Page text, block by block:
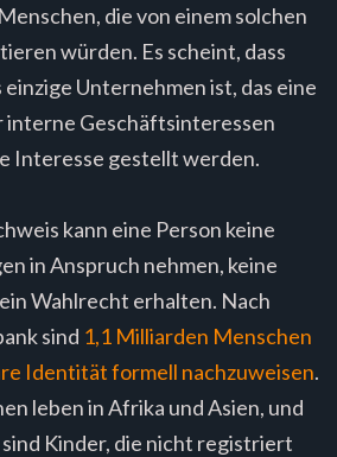
die von einem solchen
würden. Es scheint, dass
Unternehmen ist, das eine
interne Geschäftsinteressen
Interesse gestellt werden.
kann eine Person keine
in Anspruch nehmen, keine
Wahlrecht erhalten. Nach
sind 1,1 Milliarden Menschen
Identität formell nachzuweisen.
leben in Afrika und Asien, und
Kinder, die nicht registriert